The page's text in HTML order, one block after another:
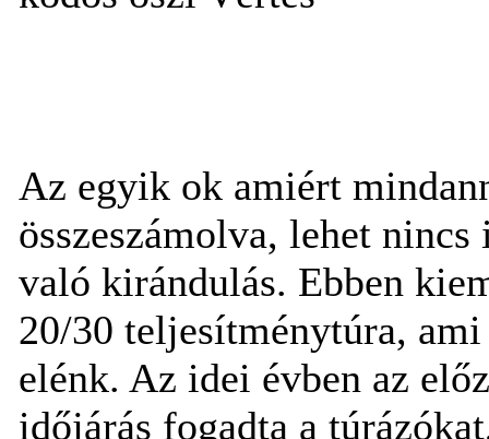
Az egyik ok amiért
összeszámolva, lehet
való kirándulás. Ebben
20/30 teljesítménytúra,
elénk. Az idei évben az
időjárás fogadta a